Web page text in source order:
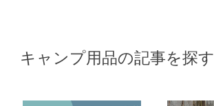
キャンプ用品の記事を探す